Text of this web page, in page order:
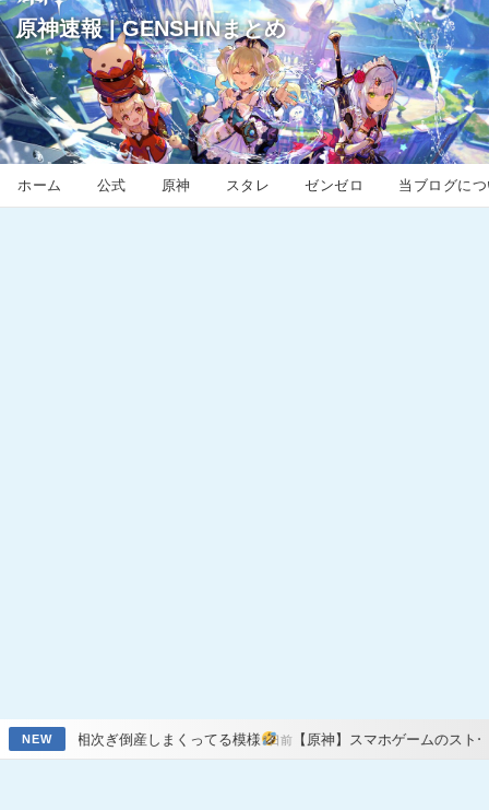
原神速報 | GENSHINまとめ
ホーム 公式 原神 スタレ ゼンゼロ 当ブログに
NEW
産しまくってる模様 1日前 【原神】スマホゲームのストーリーをスキップ